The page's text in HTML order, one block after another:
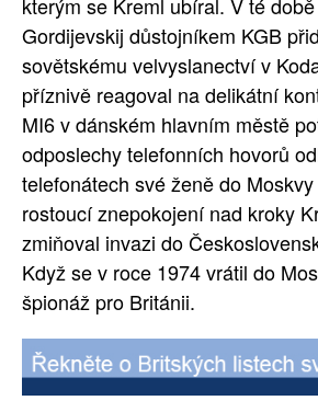
kterým se Kreml ubíral. V té
Gordijevskij důstojníkem KGB
sovětskému velvyslanectví v
příznivě reagoval na delikátní
MI6 v dánském hlavním městě
odposlechy telefonních hovorů
telefonátech své ženě do
rostoucí znepokojení nad kroky
zmiňoval invazi do
Když se v roce 1974 vrátil do
špionáž pro Británii.